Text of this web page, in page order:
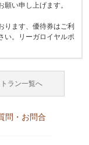
い申し上げます。
ります、優待券はご利
い。リーガロイヤルポ
トラン一覧へ
問・お問合